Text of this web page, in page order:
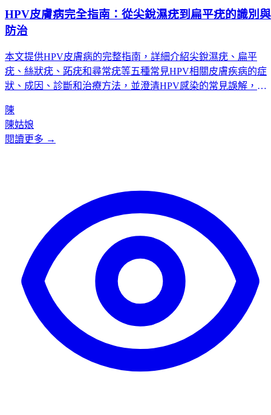
HPV皮膚病完全指南：從尖銳濕疣到扁平疣的識別與
防治
本文提供HPV皮膚病的完整指南，詳細介紹尖銳濕疣、扁平
疣、絲狀疣、跖疣和尋常疣等五種常見HPV相關皮膚疾病的症
狀、成因、診斷和治療方法，並澄清HPV感染的常見誤解，提
陳
陳姑娘
閱讀更多 →